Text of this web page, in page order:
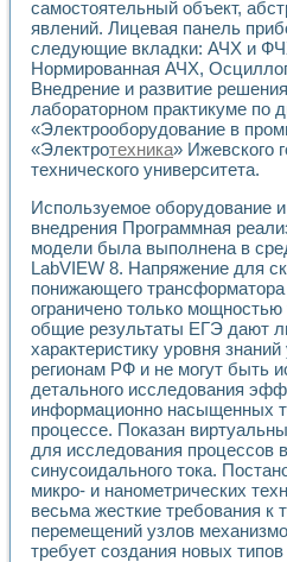
Лабораторные
Виртуальный
Лабораторный
Разработка
Виртуальные
Из опыта внедрения в
Исследование
Опыт разработки
Проблемы повышения
Развитие LabVIEW
Разработка
Об опыте работы
Технологии NI в
Система диагностики
Автоматизированный
Лабораторный
Партнеры
Академические и
Учебные заведения
Бизнес
Контакты
самостоятельный объект,
явлений. Лицевая панель
следующие вкладки: АЧХ и
Нормированная АЧХ,
Внедрение и развитие
лабораторном практикуме по
«Электрооборудование в
«Электротехника» Ижевского
технического университета.
Используемое оборудование
внедрения Программная
модели была выполнена в
LabVIEW 8. Напряжение для
понижающего
ограничено только
общие результаты ЕГЭ дают
характеристику уровня
регионам РФ и не могут быть
детального исследования
информационно насыщенных
процессе. Показан
для исследования процессов
синусоидального тока.
микро- и нанометрических
весьма жесткие требования к
перемещений узлов
требует создания новых